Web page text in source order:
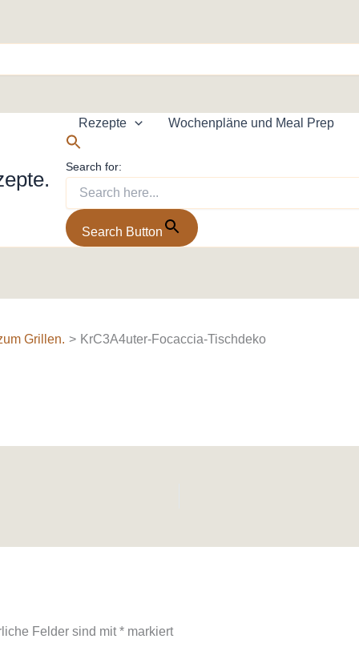
Rezepte Wochenpläne und Meal Prep
Search for:
Search Button
Grillen. KrC3A4uter-Focaccia-Tischdeko
Felder sind mit* markiert